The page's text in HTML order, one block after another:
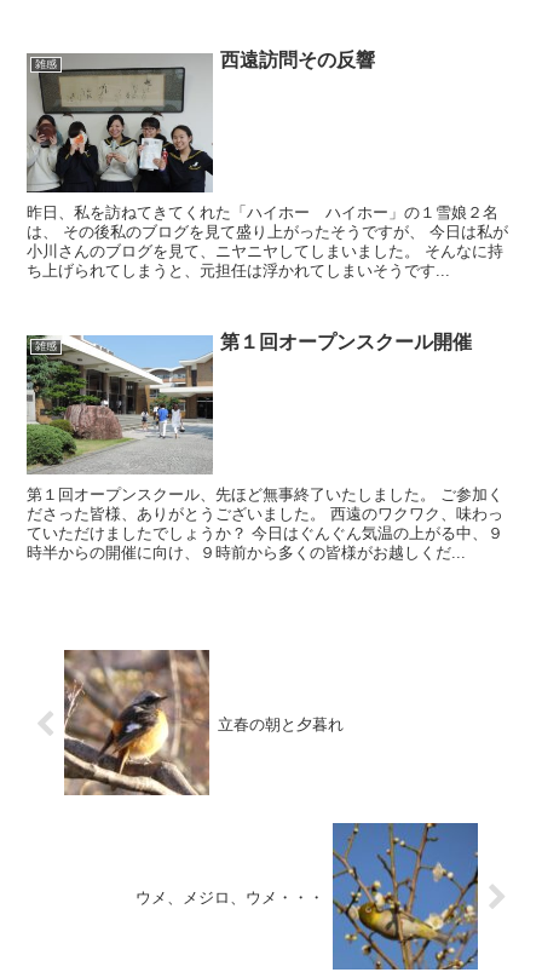
雑感 西遠訪問その反響
昨日、私を訪ねてきてくれた「ハイホー ハイホー」の１雪娘２名
は、 その後私のブログを見て盛り上がったそうですが、 今日は私が
小川さんのブログを見て、ニヤニヤしてしまいました。 そんなに持
ち上げられてしまうと、元担任は浮かれてしまいそうです...
雑感 第１回オープンスクール開催
第１回オープンスクール、先ほど無事終了いたしました。 ご参加く
ださった皆様、ありがとうございました。 西遠のワクワク、味わっ
ていただけましたでしょうか？ 今日はぐんぐん気温の上がる中、９
時半からの開催に向け、９時前から多くの皆様がお越しくだ...
立春の朝と夕暮れ
ウメ、メジロ、ウメ・・・